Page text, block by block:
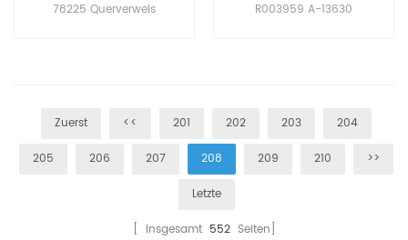
78225 Querverweis
R003959 A-13630
Zuerst << 201 202 203 204
205 206 207 208 209 210 >>
Letzte
[ Insgesamt 552Seiten]